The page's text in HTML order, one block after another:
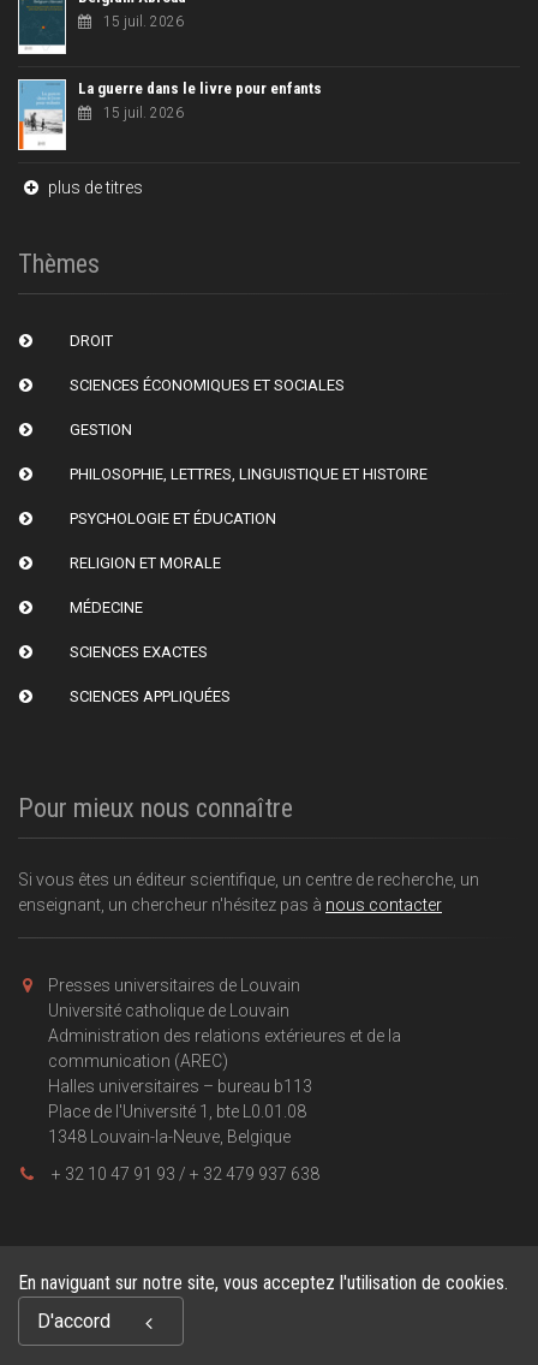
En naviguant sur notre site, vous acceptez l'utilisation de cookies.
D'accord
15 juil. 2026
La guerre dans le livre pour enfants
15 juil. 2026
plus de titres
Thèmes
DROIT
SCIENCES ÉCONOMIQUES ET SOCIALES
GESTION
PHILOSOPHIE, LETTRES, LINGUISTIQUE ET HISTOIRE
PSYCHOLOGIE ET ÉDUCATION
RELIGION ET MORALE
MÉDECINE
SCIENCES EXACTES
SCIENCES APPLIQUÉES
Pour mieux nous connaître
Si vous êtes un éditeur scientifique, un centre de recherche, un
enseignant, un chercheur n'hésitez pas à nous contacter
Presses universitaires de Louvain
Université catholique de Louvain
Administration des relations extérieures et de la
communication (AREC)
Halles universitaires – bureau b113
Place de l'Université 1, bte L0.01.08
1348 Louvain-la-Neuve, Belgique
+ 32 10 47 91 93 / + 32 479 937 638
Copyright © 2026, Presses universitaires de Louvain . Powered by